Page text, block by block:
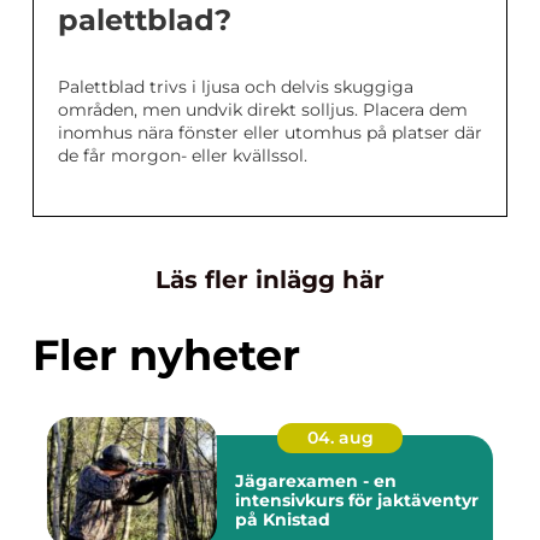
palettblad?
Palettblad trivs i ljusa och delvis skuggiga
områden, men undvik direkt solljus. Placera dem
inomhus nära fönster eller utomhus på platser där
de får morgon- eller kvällssol.
Läs fler inlägg här
Fler nyheter
04. aug
Jägarexamen - en
intensivkurs för jaktäventyr
på Knistad